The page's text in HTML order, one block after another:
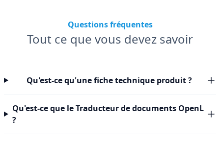
Questions fréquentes
Tout ce que vous devez savoir
Qu'est-ce qu'une fiche technique produit ?
Qu'est-ce que le Traducteur de documents OpenL
?